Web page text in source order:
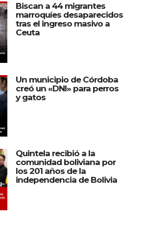
Biscan a 44 migrantes
marroquíes desaparecidos
tras el ingreso masivo a
Ceuta
Un municipio de Córdoba
creó un «DNI» para perros
y gatos
Quintela recibió a la
comunidad boliviana por
los 201 años de la
independencia de Bolivia